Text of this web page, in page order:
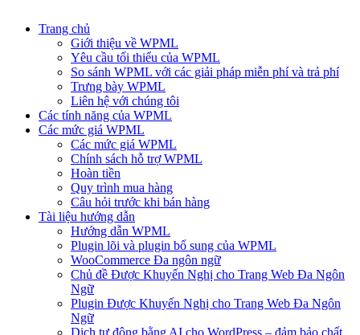
Trang chủ
Giới thiệu về WPML
Yêu cầu tối thiểu của WPML
So sánh WPML với các giải pháp miễn phí và trả phí
Trưng bày WPML
Liên hệ với chúng tôi
Các tính năng của WPML
Các mức giá WPML
Các mức giá WPML
Chính sách hỗ trợ WPML
Hoàn tiền
Quy trình mua hàng
Câu hỏi trước khi bán hàng
Tài liệu hướng dẫn
Hướng dẫn WPML
Plugin lõi và plugin bổ sung của WPML
WooCommerce Đa ngôn ngữ
Chủ đề Được Khuyến Nghị cho Trang Web Đa Ngôn
Ngữ
Plugin Được Khuyến Nghị cho Trang Web Đa Ngôn
Ngữ
Dịch tự động bằng AI cho WordPress – đảm bảo chất